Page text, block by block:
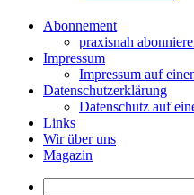
Abonnement
praxisnah
Impressum
Impressum auf
Datenschutzerklärung
Datenschutz auf
Links
Wir über uns
Magazin